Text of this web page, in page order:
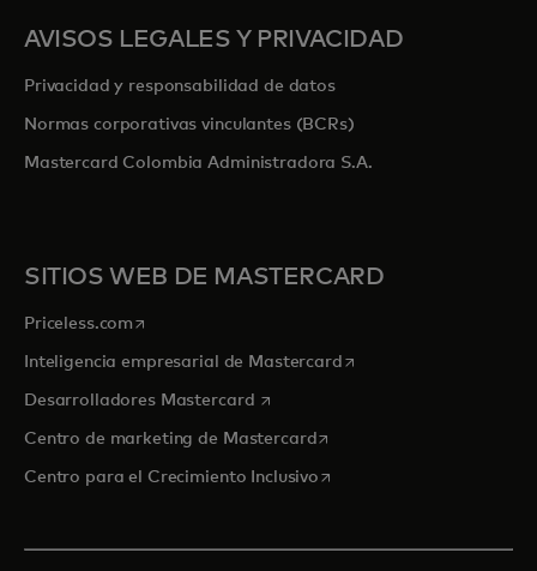
AVISOS LEGALES Y PRIVACIDAD
Privacidad y responsabilidad de datos
Normas corporativas vinculantes (BCRs)
Mastercard Colombia Administradora S.A.
SITIOS WEB DE MASTERCARD
Priceless.com se abre en una pestaña nueva
Inteligencia empresarial de Mastercardse abre en una pestaña
Desarrolladores Mastercard se abre en una pestaña nueva
Centro de marketing de Mastercardse abre en una pestaña
Centro para el Crecimiento Inclusivose abre en una pestaña